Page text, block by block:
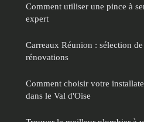
Comment utiliser une pince à
expert
Carreaux Réunion : sélection
rénovations
Comment choisir votre
dans le Val d'Oise